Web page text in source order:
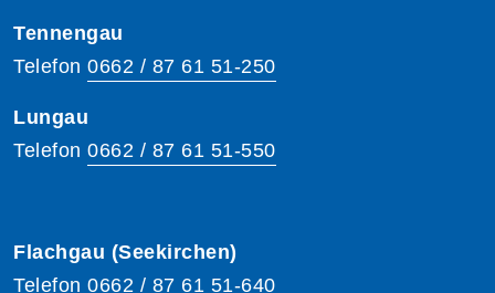
Tennengau
Telefon 0662 / 87 61 51-250
Lungau
Telefon 0662 / 87 61 51-550
Flachgau (Seekirchen)
Telefon 0662 / 87 61 51-640